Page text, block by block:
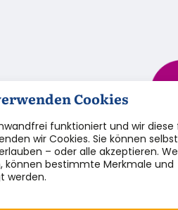
Cookies
funktioniert und wir diese
wir Cookies. Sie können selbst
– oder alle akzeptieren.
können bestimmte Merkmale und
werden.